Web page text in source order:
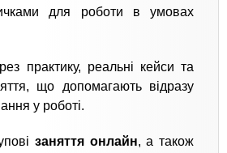
для роботи в умовах
практику, реальні кейси та
що допомагають відразу
у роботі.
заняття онлайн, а також